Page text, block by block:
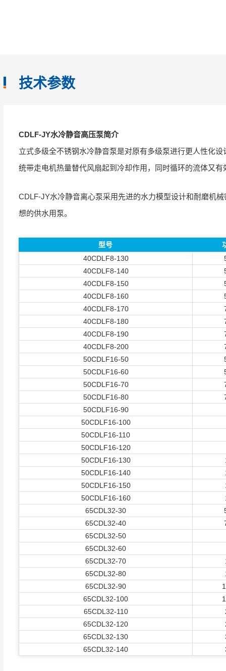
技术参数
CDLF-JY水冷静音高压泵简介
立式多级全不锈钢水冷静音泵是对原有多级泵进行更人性化
统带走电机热量替代风扇起到冷却作用，同时循环的流体又
CDLF-JY水冷静音离心泵采用先进的水力模型设计和耐磨机
想的供水用泵。
型号
40CDLF8-130
40CDLF8-140
40CDLF8-150
40CDLF8-160
40CDLF8-170
40CDLF8-180
40CDLF8-190
40CDLF8-200
50CDLF16-50
50CDLF16-60
50CDLF16-70
50CDLF16-80
50CDLF16-90
50CDLF16-100
50CDLF16-110
50CDLF16-120
50CDLF16-130
50CDLF16-140
50CDLF16-150
50CDLF16-160
65CDL32-30
65CDL32-40
65CDL32-50
65CDL32-60
65CDL32-70
65CDL32-80
65CDL32-90
65CDL32-100
65CDL32-110
65CDL32-120
65CDL32-130
65CDL32-140